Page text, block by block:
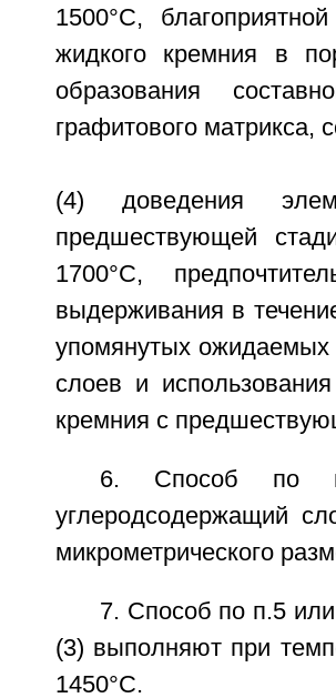
1500°C,
жидкого кремния в
образования
графитового матрикса,
(4) доведения
предшествующей
1700°C,
выдерживания в
упомянутых ожидаемых
слоев и
кремния с
6. Способ по
углеродсодержащий
микрометрического
7. Способ по п.5
(3) выполняют при
1450°C.